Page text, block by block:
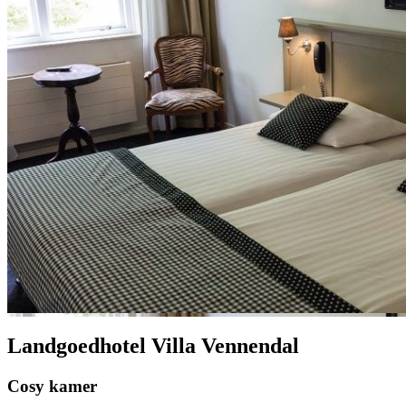
Landgoedhotel Villa Vennendal
Cosy kamer